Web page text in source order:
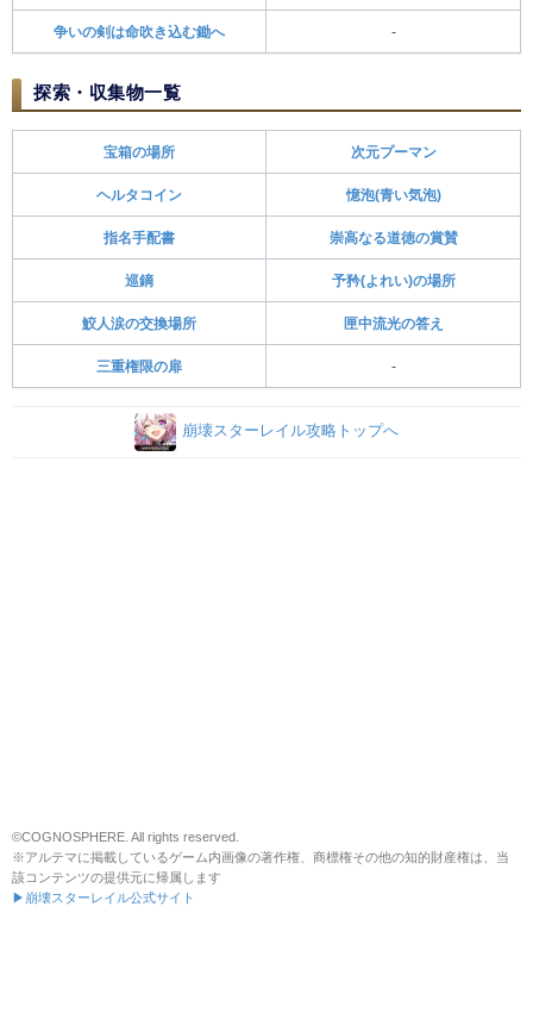
争いの剣は命吹き込む鋤へ -
探索・収集物一覧
宝箱の場所 次元プーマン
ヘルタコイン 憶泡(青い気泡)
指名手配書 崇高なる道徳の賞賛
巡鏑 予矜(よれい)の場所
鮫人涙の交換場所 匣中流光の答え
三重権限の扉 -
崩壊スターレイル攻略トップへ
©COGNOSPHERE. All rights reserved.
※アルテマに掲載しているゲーム内画像の著作権、商標権その他の知的財産権は、当
該コンテンツの提供元に帰属します
▶崩壊スターレイル公式サイト